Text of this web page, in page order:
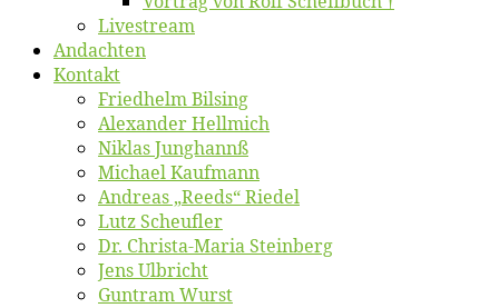
Live­stream
An­dach­ten
Kon­takt
Fried­helm Bilsing
Alex­an­der Hellmich
Ni­klas Junghannß
Mi­cha­el Kaufmann
An­dre­as „Reeds“ Riedel
Lutz Scheuf­ler
Dr. Chris­­ta-Ma­ria Steinberg
Jens Ulb­richt
Gun­tram Wurst